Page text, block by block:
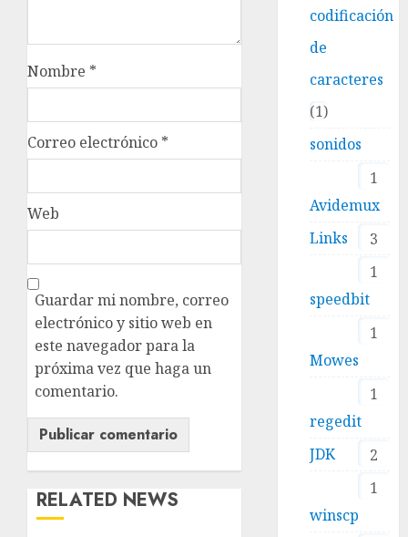
Nombre *
Correo electrónico *
Web
Guardar mi nombre, correo
electrónico y sitio web en
este navegador para la
próxima vez que haga un
comentario.
RELATED NEWS
codificación
de
caracteres
1
sonidos
1
Avidemux
3
Links
1
speedbit
1
Mowes
1
regedit
2
JDK
1
winscp